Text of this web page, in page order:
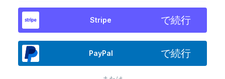
Stripe で続行
PayPal で続行